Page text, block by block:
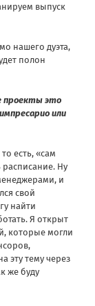
выпуск
нашего дуэта,
полон
проекты это
или
есть, «сам
расписание. Ну
и
свой
найти
Я открыт
которые могли
эту тему через
же буду